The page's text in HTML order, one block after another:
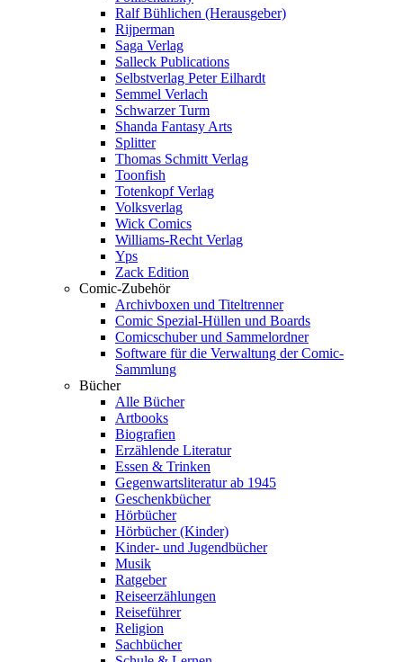
Ralf Bühlichen (Herausgeber)
Rijperman
Saga Verlag
Salleck Publications
Selbstverlag Peter Eilhardt
Semmel Verlach
Schwarzer Turm
Shanda Fantasy Arts
Splitter
Thomas Schmitt Verlag
Toonfish
Totenkopf Verlag
Volksverlag
Wick Comics
Williams-Recht Verlag
Yps
Zack Edition
Comic-Zubehör
Archivboxen und Titeltrenner
Comic Spezial-Hüllen und Boards
Comicschuber und Sammelordner
Software für die Verwaltung der Comic-
Sammlung
Bücher
Alle Bücher
Artbooks
Biografien
Erzählende Literatur
Essen & Trinken
Gegenwartsliteratur ab 1945
Geschenkbücher
Hörbücher
Hörbücher (Kinder)
Kinder- und Jugendbücher
Musik
Ratgeber
Reiseerzählungen
Reiseführer
Religion
Sachbücher